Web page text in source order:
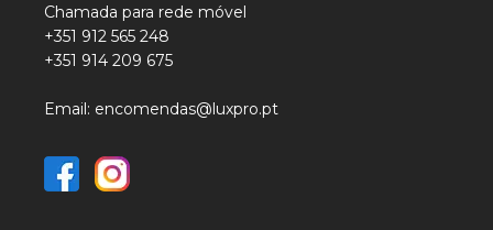
Chamada para rede móvel
+351 912 565 248
+351 914 209 675
Email: encomendas@luxpro.pt